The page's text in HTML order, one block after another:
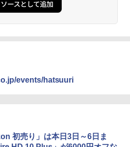
events/hatsuuri
初売り」は本日3日～6日ま